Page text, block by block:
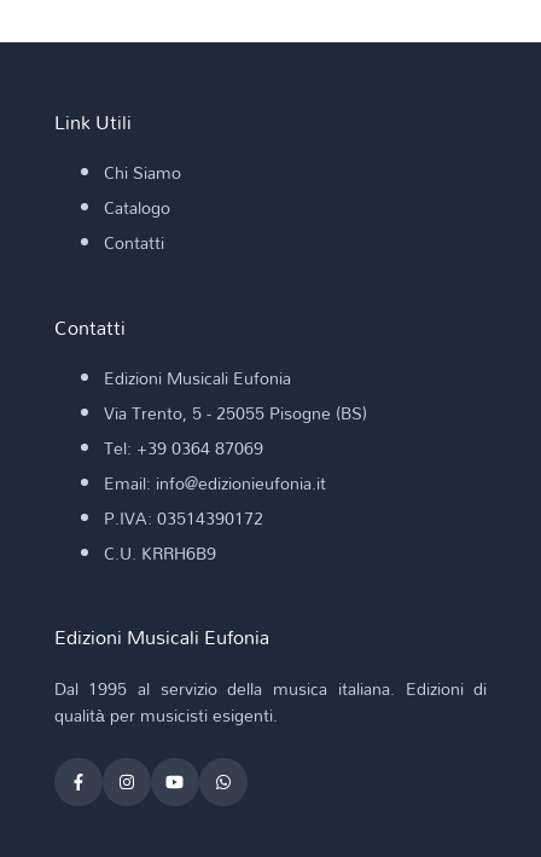
Link Utili
Chi Siamo
Catalogo
Contatti
Contatti
Edizioni Musicali Eufonia
Via Trento, 5 - 25055 Pisogne (BS)
Tel: +39 0364 87069
Email: info@edizionieufonia.it
P.IVA: 03514390172
C.U. KRRH6B9
Edizioni Musicali Eufonia
Dal 1995 al servizio della musica italiana. Edizioni di
qualità per musicisti esigenti.